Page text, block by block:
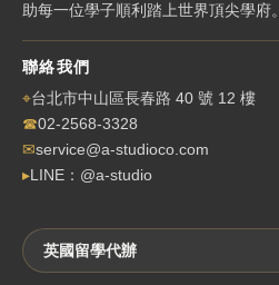
助每一位學子順利踏上世界頂尖學府。
聯絡我們
⌖台北市中山區長春路 40 號 12 樓
☎02-2568-3328
✉service@a-studioco.com
▸LINE：@a-studio
英國留學代辦